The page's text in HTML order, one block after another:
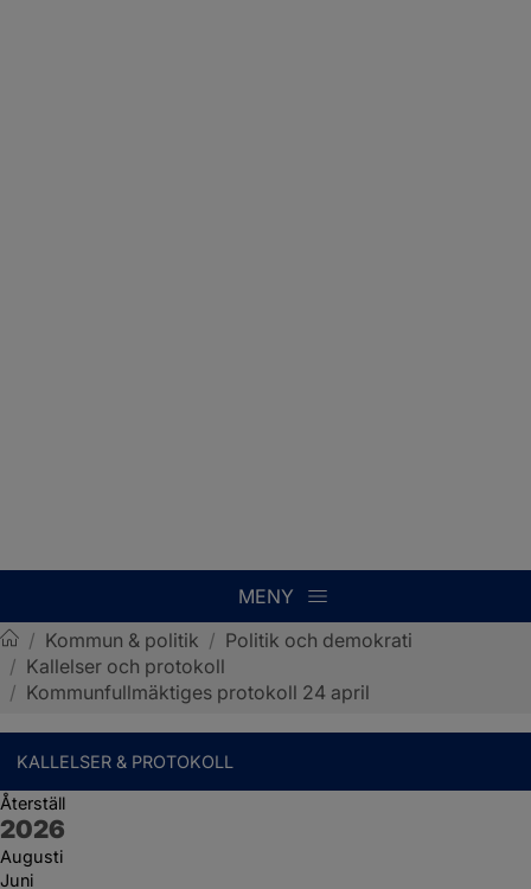
MENY
Sotenäs kommun
/ Kommun & politik / Politik och demokrati
/ Kallelser och protokoll
/ Kommunfullmäktiges protokoll 24 april
KALLELSER & PROTOKOLL
Återställ
År:
2026
Augusti
Juni